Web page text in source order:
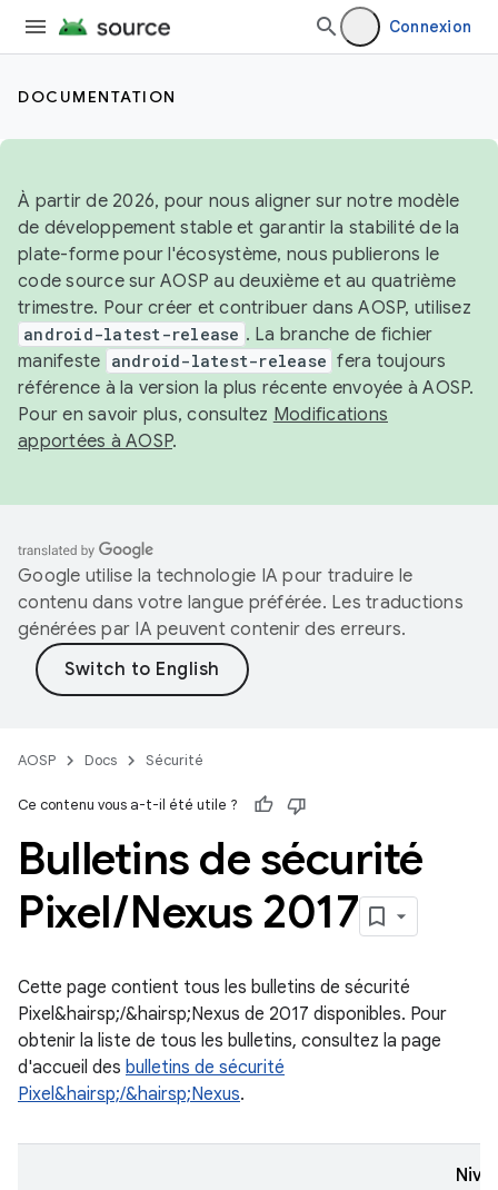
Connexion
DOCUMENTATION
À partir de 2026, pour nous aligner sur notre modèle
de développement stable et garantir la stabilité de la
plate-forme pour l'écosystème, nous publierons le
code source sur AOSP au deuxième et au quatrième
trimestre. Pour créer et contribuer dans AOSP, utilisez
android-latest-release . La branche de fichier
manifeste android-latest-release fera toujours
référence à la version la plus récente envoyée à AOSP.
Pour en savoir plus, consultez Modifications
apportées à AOSP.
Google utilise la technologie IA pour traduire le
contenu dans votre langue préférée. Les traductions
générées par IA peuvent contenir des erreurs.
AOSP Docs Sécurité
Ce contenu vous a-t-il été utile ?
Bulletins de sécurité
Pixel/Nexus 2017
Cette page contient tous les bulletins de sécurité
Pixel&hairsp;/&hairsp;Nexus de 2017 disponibles. Pour
obtenir la liste de tous les bulletins, consultez la page
d'accueil des bulletins de sécurité
Pixel&hairsp;/&hairsp;Nexus.